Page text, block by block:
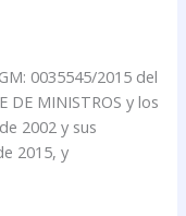
0035545/2015 del
DE MINISTROS y los
2002 y sus
2015, y